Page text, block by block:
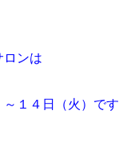
ロンは
～１４日（火）です